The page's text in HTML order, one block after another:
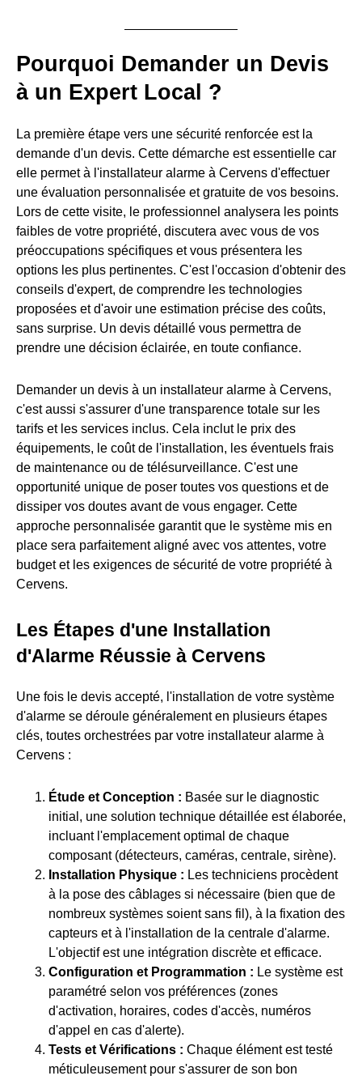
Pourquoi Demander un Devis
à un Expert Local ?
La première étape vers une sécurité renforcée est la
demande d'un devis. Cette démarche est essentielle car
elle permet à l'installateur alarme à Cervens d'effectuer
une évaluation personnalisée et gratuite de vos besoins.
Lors de cette visite, le professionnel analysera les points
faibles de votre propriété, discutera avec vous de vos
préoccupations spécifiques et vous présentera les
options les plus pertinentes. C'est l'occasion d'obtenir des
conseils d'expert, de comprendre les technologies
proposées et d'avoir une estimation précise des coûts,
sans surprise. Un devis détaillé vous permettra de
prendre une décision éclairée, en toute confiance.
Demander un devis à un installateur alarme à Cervens,
c'est aussi s'assurer d'une transparence totale sur les
tarifs et les services inclus. Cela inclut le prix des
équipements, le coût de l'installation, les éventuels frais
de maintenance ou de télésurveillance. C'est une
opportunité unique de poser toutes vos questions et de
dissiper vos doutes avant de vous engager. Cette
approche personnalisée garantit que le système mis en
place sera parfaitement aligné avec vos attentes, votre
budget et les exigences de sécurité de votre propriété à
Cervens.
Les Étapes d'une Installation
d'Alarme Réussie à Cervens
Une fois le devis accepté, l'installation de votre système
d'alarme se déroule généralement en plusieurs étapes
clés, toutes orchestrées par votre installateur alarme à
Cervens :
Étude et Conception : Basée sur le diagnostic
initial, une solution technique détaillée est élaborée,
incluant l'emplacement optimal de chaque
composant (détecteurs, caméras, centrale, sirène).
Installation Physique : Les techniciens procèdent
à la pose des câblages si nécessaire (bien que de
nombreux systèmes soient sans fil), à la fixation des
capteurs et à l'installation de la centrale d'alarme.
L'objectif est une intégration discrète et efficace.
Configuration et Programmation : Le système est
paramétré selon vos préférences (zones
d'activation, horaires, codes d'accès, numéros
d'appel en cas d'alerte).
Tests et Vérifications : Chaque élément est testé
méticuleusement pour s'assurer de son bon